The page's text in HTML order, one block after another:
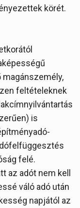
körét.
feltételeknek
is
felé.
az adót nem kell
váló adó után
napjától az